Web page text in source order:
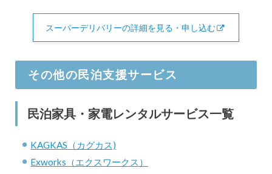
スーパーデリバリーの詳細を見る・申し込む
その他の民泊支援サービス
民泊家具・家電レンタルサービス一覧
KAGKAS（カグカス)
Exworks（エクスワークス）